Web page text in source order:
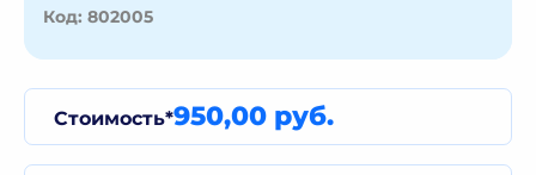
Код: 802005
Стоимость*950,00 руб.